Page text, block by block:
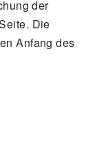
der
Die
Anfang des